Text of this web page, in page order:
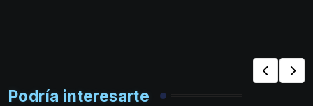
Podría interesarte